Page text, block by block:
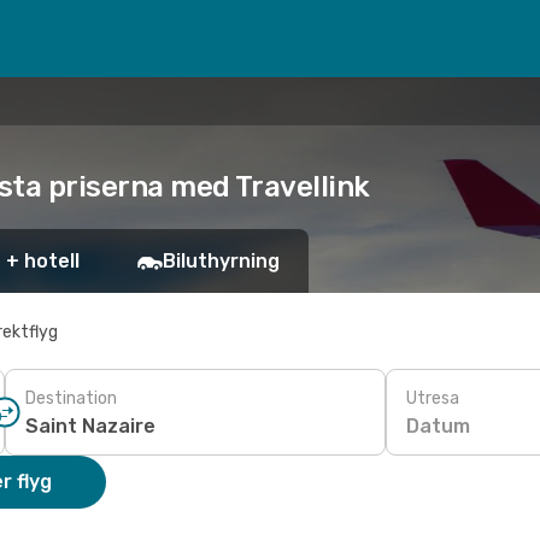
priserna med Travellink
+ hotell Biluthyrning
Destination Utresa
Datum
flyg